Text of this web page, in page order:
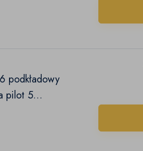
podkładowy
pilot 5